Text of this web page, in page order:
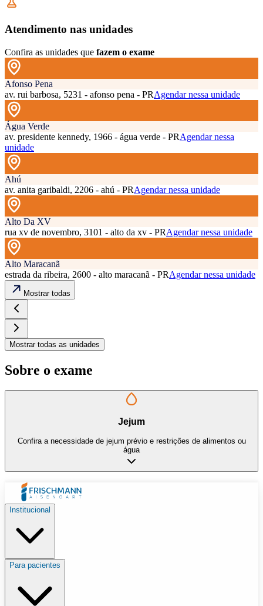
Atendimento nas unidades
Confira as unidades que fazem o exame
Afonso Pena
av. rui barbosa, 5231 - afonso pena - PRAgendar nessa unidade
Água Verde
av. presidente kennedy, 1966 - água verde - PRAgendar nessa
unidade
Ahú
av. anita garibaldi, 2206 - ahú - PRAgendar nessa unidade
Alto Da XV
rua xv de novembro, 3101 - alto da xv - PRAgendar nessa unidade
Alto Maracanã
estrada da ribeira, 2600 - alto maracanã - PRAgendar nessa unidade
Mostrar todas
Mostrar todas as unidades
Sobre o exame
Jejum
Confira a necessidade de jejum prévio e restrições de alimentos ou
água
Institucional
Para pacientes